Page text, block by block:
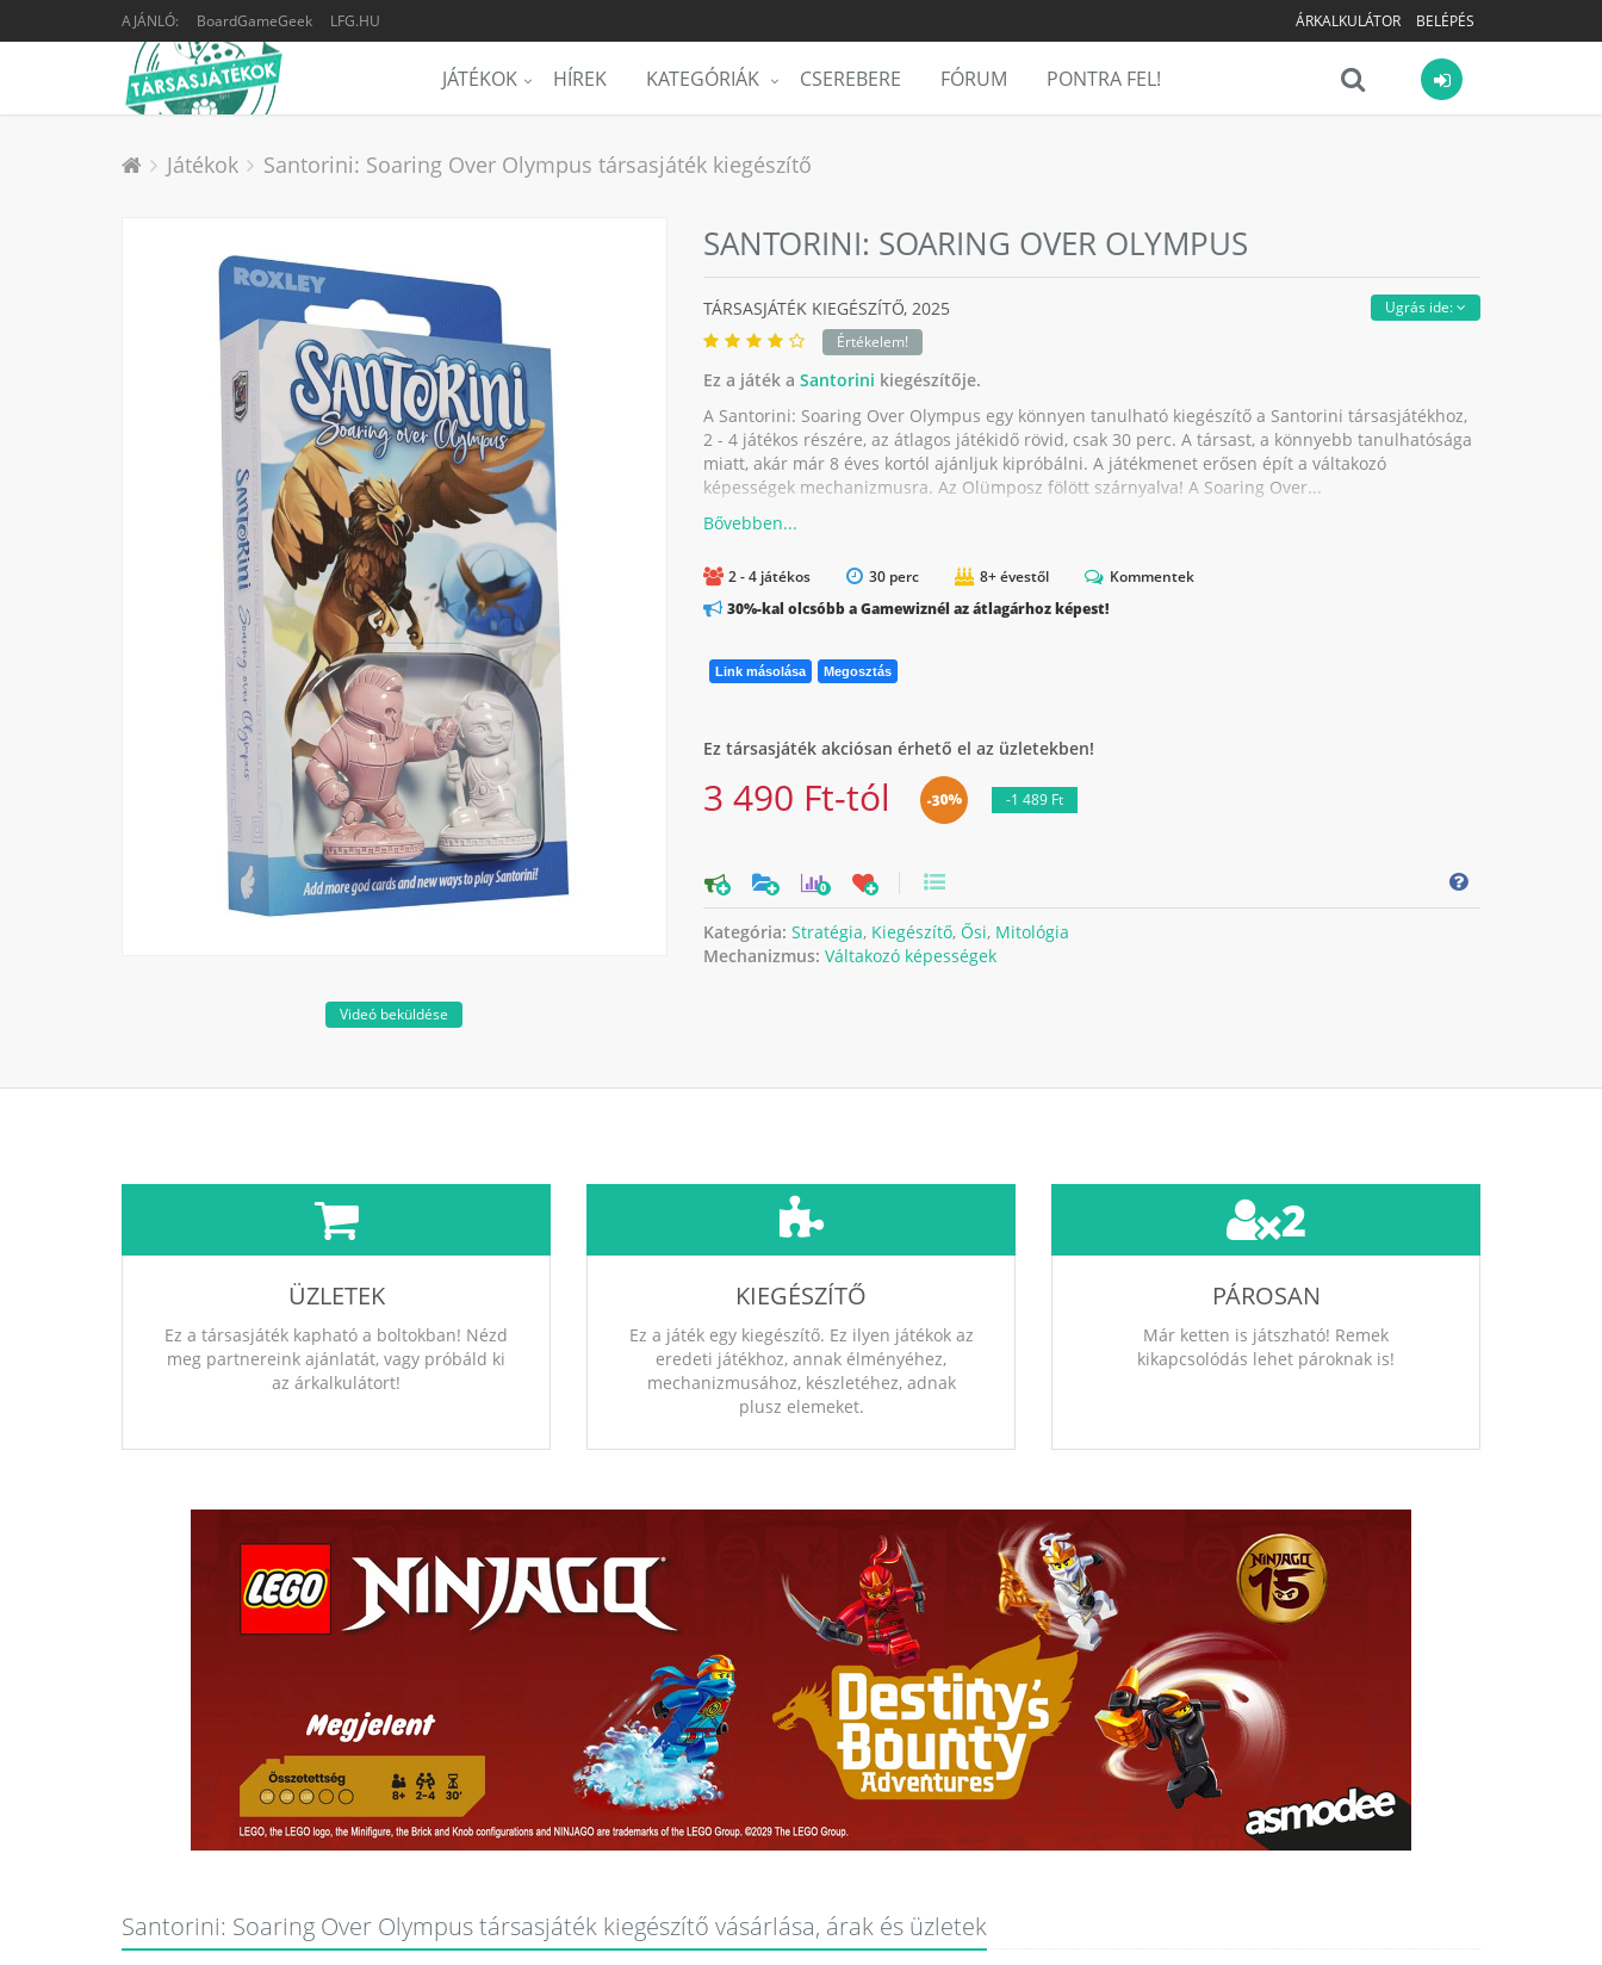
AJÁNLÓ: BoardGameGeek LFG.HU ÁRKALKULÁTOR BELÉPÉS
JÁTÉKOK HÍREK KATEGÓRIÁK CSEREBERE FÓRUM PONTRA FEL!
Játékok Santorini: Soaring Over Olympus társasjáték kiegészítő
Videó beküldése
SANTORINI: SOARING OVER OLYMPUS
Ugrás ide:
TÁRSASJÁTÉK KIEGÉSZÍTŐ, 2025
Értékelem!
Ez a játék a Santorini kiegészítője.
A Santorini: Soaring Over Olympus egy könnyen tanulható kiegészítő a Santorini társasjátékhoz,
2 - 4 játékos részére, az átlagos játékidő rövid, csak 30 perc. A társast, a könnyebb tanulhatósága
miatt, akár már 8 éves kortól ajánljuk kipróbálni. A játékmenet erősen épít a váltakozó
képességek mechanizmusra. Az Olümposz fölött szárnyalva! A Soaring Over...
2 - 4 játékos 30 perc 8+ évestől
Kommentek
30%-kal olcsóbb a Gamewiznél az átlagárhoz képest!
Link másolása Megosztás
Ez társasjáték akciósan érhető el az üzletekben!
3 490 Ft-tól -30% -1 489 Ft
0
Kategória: Stratégia, Kiegészítő, Ősi, Mitológia
Mechanizmus: Váltakozó képességek
ÜZLETEK
Ez a társasjáték kapható a boltokban! Nézd
meg partnereink ajánlatát, vagy próbáld ki
az árkalkulátort!
KIEGÉSZÍTŐ
Ez a játék egy kiegészítő. Ez ilyen játékok az
eredeti játékhoz, annak élményéhez,
mechanizmusához, készletéhez, adnak
plusz elemeket.
2
PÁROSAN
Már ketten is játszható! Remek
kikapcsolódás lehet pároknak is!
Santorini: Soaring Over Olympus társasjáték kiegészítő vásárlása, árak és üzletek